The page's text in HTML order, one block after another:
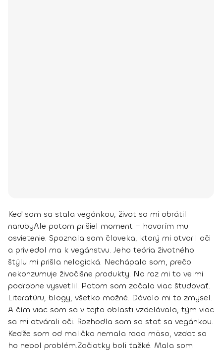
Keď som sa stala vegánkou, život sa mi obrátil
narubyAle potom prišiel moment – hovorím mu
osvietenie. Spoznala som človeka, ktorý mi otvoril oči
a priviedol ma k vegánstvu. Jeho teória životného
štýlu mi prišla nelogická. Nechápala som, prečo
nekonzumuje živočišne produkty. No raz mi to veľmi
podrobne vysvetlil. Potom som začala viac študovať.
Literatúru, blogy, všetko možné. Dávalo mi to zmysel.
A čím viac som sa v tejto oblasti vzdelávala, tým viac
sa mi otvárali oči. Rozhodla som sa stať sa vegánkou.
Keďže som od malička nemala rada mäso, vzdať sa
ho nebol problém.Začiatky boli ťažké. Mala som